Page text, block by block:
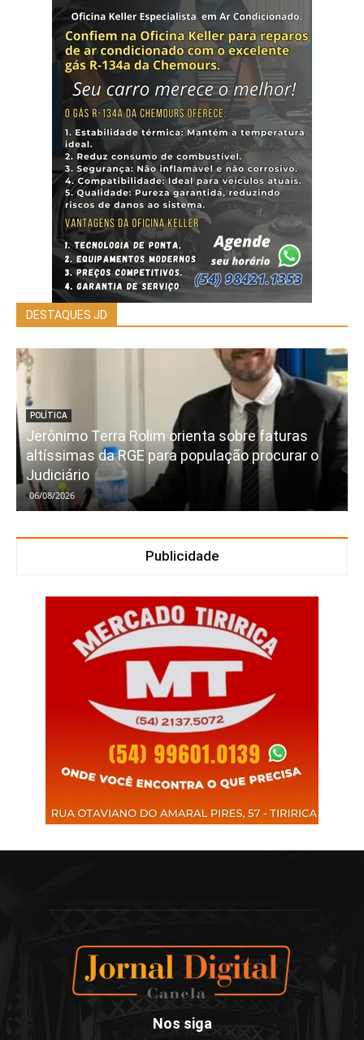
DESTAQUES JD
POLÍTICA
Jerônimo Terra Rolim orienta sobre faturas
altíssimas da RGE para população procurar o
Judiciário
06/08/2026
Publicidade
Nos siga